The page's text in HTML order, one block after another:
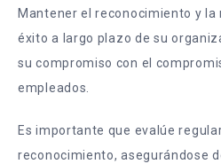
Mantener el reconocimiento y la
éxito a largo plazo de su
su compromiso con el
empleados.
Es importante que evalúe
reconocimiento, asegurándose